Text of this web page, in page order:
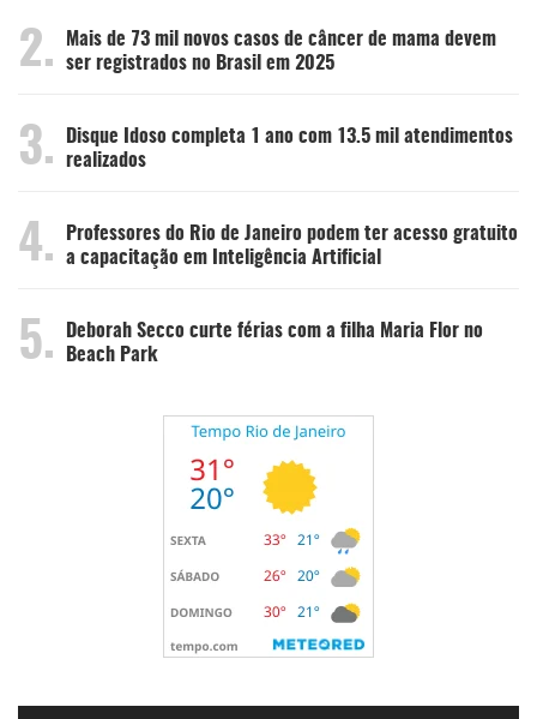
2.
Mais de 73 mil novos casos de câncer de mama devem
ser registrados no Brasil em 2025
3.
Disque Idoso completa 1 ano com 13.5 mil atendimentos
realizados
4.
Professores do Rio de Janeiro podem ter acesso gratuito
a capacitação em Inteligência Artificial
5.
Deborah Secco curte férias com a filha Maria Flor no
Beach Park